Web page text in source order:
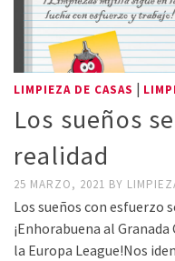
LIMPIEZA DE CASAS |
Los sueños
realidad
25 MARZO, 2021 BY
Los sueños con esfuerzo
¡Enhorabuena al
la Europa League!Nos